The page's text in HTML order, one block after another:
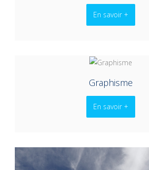
En savoir +
Graphisme
En savoir +